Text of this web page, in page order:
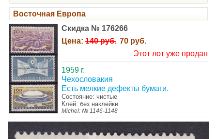
Восточная Европа
Скидка № 176266
Цена: 140 руб. 70 руб.
Этот лот уже продан
1959 г.
Чехословакия
Есть мелкие дефекты бумаги.
Состояние: чистые
Клей: без наклейки
Michel: № 1146-1148